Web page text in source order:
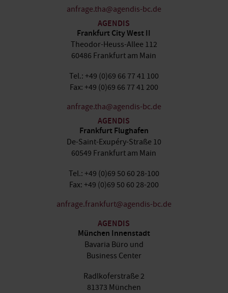
anfrage.tha@agendis-bc.de
AGENDIS
Frankfurt City West II
Theodor-Heuss-Allee 112
60486 Frankfurt am Main
Tel.: +49 (0)69 66 77 41 100
Fax: +49 (0)69 66 77 41 200
anfrage.tha@agendis-bc.de
AGENDIS
Frankfurt Flughafen
De-Saint-Exupéry-Straße 10
60549 Frankfurt am Main
Tel.: +49 (0)69 50 60 28-100
Fax: +49 (0)69 50 60 28-200
anfrage.frankfurt@agendis-bc.de
AGENDIS
München Innenstadt
Bavaria Büro und
Business Center
Radlkoferstraße 2
81373 München